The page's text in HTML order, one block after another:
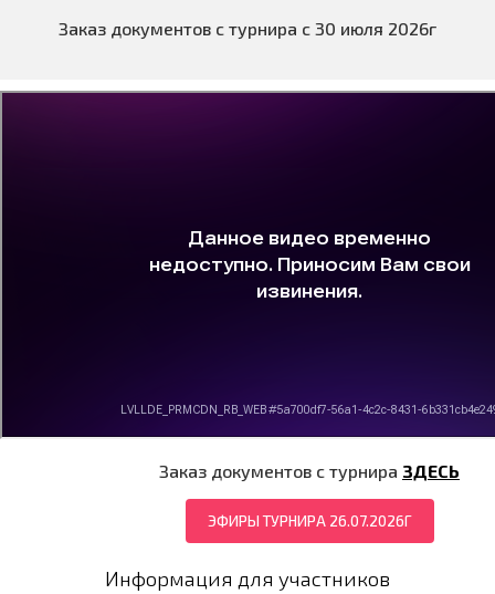
Заказ документов с турнира с 30 июля 2026г
Заказ документов с турнира ЗДЕСЬ
ЭФИРЫ ТУРНИРА 26.07.2026Г
Информация для участников